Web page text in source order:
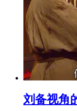
刘备视角